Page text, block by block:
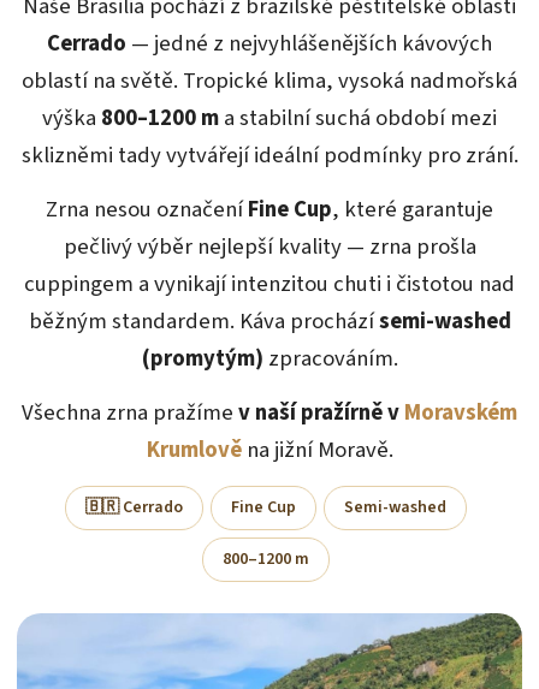
Cerrado — jedné z nejvyhlášenějších kávových
oblastí na světě. Tropické klima, vysoká nadmořská
výška 800–1200 ma stabilní suchá období mezi
sklizněmi tady vytvářejí ideální podmínky pro zrání.
Zrna nesou označeníFine Cup, které garantuje
pečlivý výběr nejlepší kvality — zrna prošla
cuppingem a vynikají intenzitou chuti i čistotou nad
běžným standardem. Káva procházísemi-washed
(promytým) zpracováním.
Všechna zrna pražímev naší pražírně vMoravském
Krumlověna jižní Moravě.
🇧🇷 Cerrado Fine Cup Semi-washed
800–1200 m